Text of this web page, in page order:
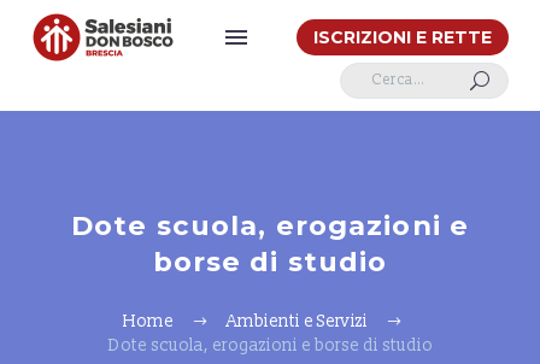
ISCRIZIONI E RETTE
U
Dote scuola, erogazioni e
borse di studio
Home
Ambienti e Servizi
Dote scuola, erogazioni e borse di studio